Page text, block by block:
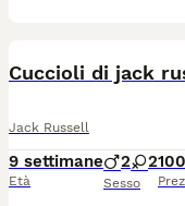
Cuccioli di jack
Jack Russell
9 settimane
Età
2 2
Sesso